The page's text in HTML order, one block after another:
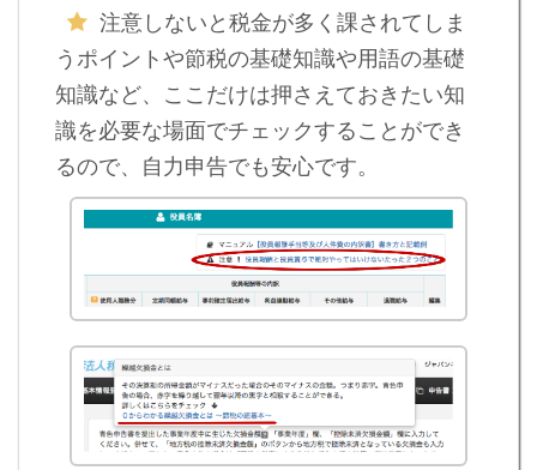
注意しないと税金が多く課されてしま
うポイントや節税の基礎知識や用語の基礎
知識など、ここだけは押さえておきたい知
識を必要な場面でチェックすることができ
るので、自力申告でも安心です。